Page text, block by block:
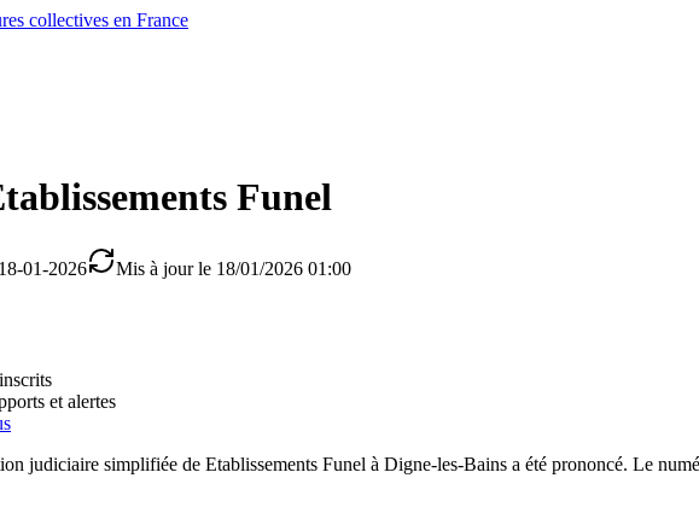
collectives en France
Funel
01-2026 Mis à jour le 18/01/2026 01:00
et alertes
judiciaire simplifiée de Etablissements Funel à Digne-les-Bains a été prononcé. Le